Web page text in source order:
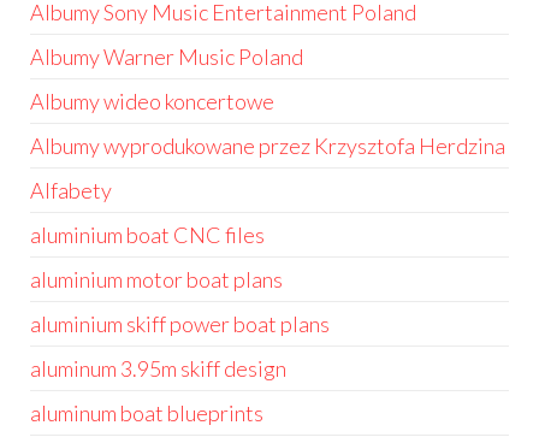
Albumy Sony Music Entertainment Poland
Albumy Warner Music Poland
Albumy wideo koncertowe
Albumy wyprodukowane przez Krzysztofa Herdzina
Alfabety
aluminium boat CNC files
aluminium motor boat plans
aluminium skiff power boat plans
aluminum 3.95m skiff design
aluminum boat blueprints